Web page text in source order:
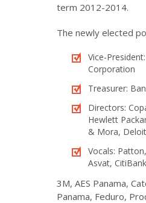
term 2012-2014.
The newly elected
Vice-
Corporation
Treasurer:
Directors:
Hewlett
& Mora,
Vocals:
Asvat, CitiBank
3M, AES Panama,
Panama, Feduro,